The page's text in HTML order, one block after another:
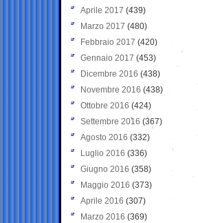
Aprile 2017 (439)
Marzo 2017 (480)
Febbraio 2017 (420)
Gennaio 2017 (453)
Dicembre 2016 (438)
Novembre 2016 (438)
Ottobre 2016 (424)
Settembre 2016 (367)
Agosto 2016 (332)
Luglio 2016 (336)
Giugno 2016 (358)
Maggio 2016 (373)
Aprile 2016 (307)
Marzo 2016 (369)